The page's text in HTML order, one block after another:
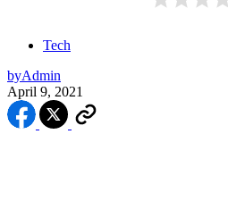
Tech
byAdmin
April 9, 2021